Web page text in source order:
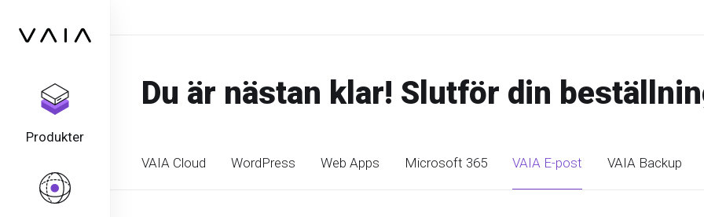
Produkter
Du är nästan klar! Slutför din
VAIA Cloud WordPress Web Apps Microsoft 365 VAIA E-post VAIA Backup